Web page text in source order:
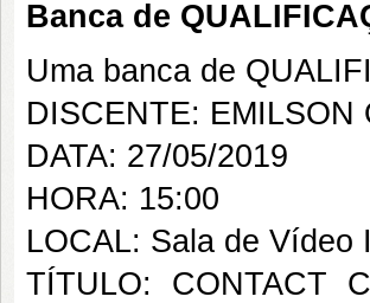
Banca de
Uma banca de
DISCENTE: EMILSON
DATA: 27/05/2019
HORA: 15:00
LOCAL: Sala de Vídeo
TÍTULO: CONTACT